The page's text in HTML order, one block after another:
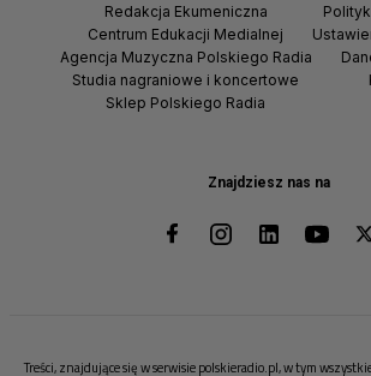
Znajdziesz nas na
Redakcja Ekumeniczna
Centrum Edukacji Medialnej
Agencja Muzyczna Polskiego Radia
Studia nagraniowe i koncertowe
Sklep Polskiego Radia
Treści, znajdujące się w serwisie polskieradio.pl, w tym